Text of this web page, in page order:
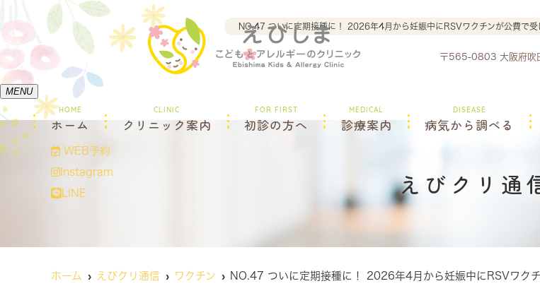
NO.47 ついに定期接種に！ 2026年4月から妊娠中にRSVワクチンが公費で
〒565-0803 大阪府吹
MENU
HOME
ホーム
CLINIC
クリニック案内
FOR FIRST
初診の方へ
MEDICAL
診療案内
DISEASE
病気から調べる
WEB予約
Instagram
LINE
えびクリ通
ホーム えびクリ通信 ワクチン NO.47 ついに定期接種に！ 2026年4月から妊娠中にRSVワク